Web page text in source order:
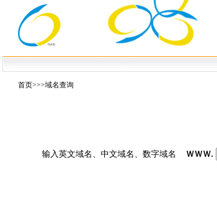
首页>>>域名查询
输入英文域名、中文域名、数字域名 ＷＷＷ.